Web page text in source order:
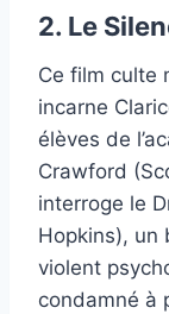
2. Le
Ce film culte
incarne
élèves de
Crawford
interroge le
Hopkins), un
violent
condamné à